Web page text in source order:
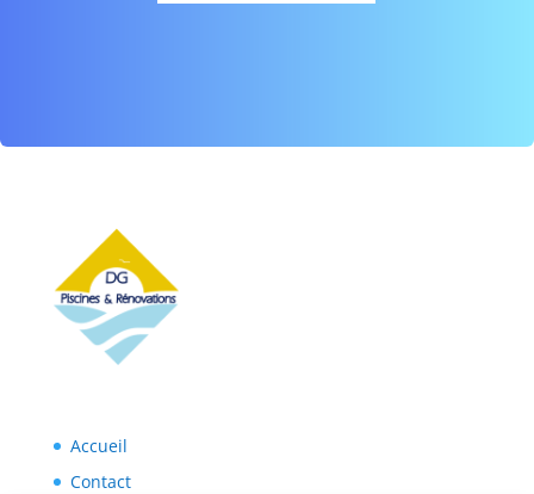
Accueil
Contact